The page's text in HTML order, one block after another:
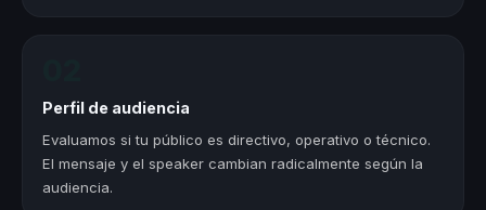
Perfil de audiencia
Evaluamos si tu público es directivo, operativo o técnico.
El mensaje y el speaker cambian radicalmente según la
audiencia.